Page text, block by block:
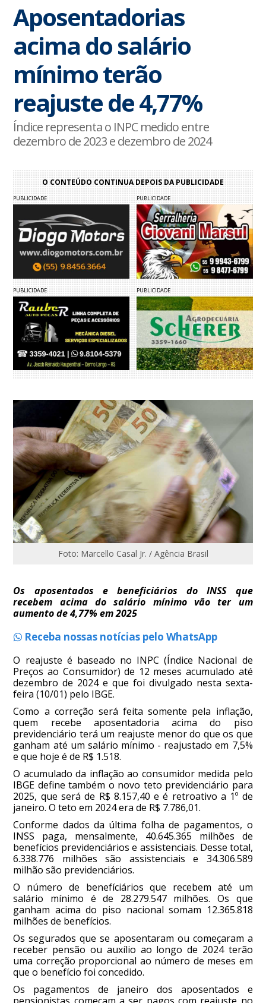
Aposentadorias
acima do salário
mínimo terão
reajuste de 4,77%
Índice representa o INPC medido entre
dezembro de 2023 e dezembro de 2024
O CONTEÚDO CONTINUA DEPOIS DA PUBLICIDADE
PUBLICIDADE PUBLICIDADE
PUBLICIDADE PUBLICIDADE
Foto: Marcello Casal Jr. / Agência Brasil
Os aposentados e beneficiários do INSS que
recebem acima do salário mínimo vão ter um
aumento de 4,77% em 2025
Receba nossas notícias pelo WhatsApp
O reajuste é baseado no INPC (Índice Nacional de
Preços ao Consumidor) de 12 meses acumulado até
dezembro de 2024 e que foi divulgado nesta sexta-
feira (10/01) pelo IBGE.
Como a correção será feita somente pela inflação,
quem recebe aposentadoria acima do piso
previdenciário terá um reajuste menor do que os que
ganham até um salário mínimo - reajustado em 7,5%
e que hoje é de R$ 1.518.
O acumulado da inflação ao consumidor medida pelo
IBGE define também o novo teto previdenciário para
2025, que será de R$ 8.157,40 e é retroativo a 1º de
janeiro. O teto em 2024 era de R$ 7.786,01.
Conforme dados da última folha de pagamentos, o
INSS paga, mensalmente, 40.645.365 milhões de
benefícios previdenciários e assistenciais. Desse total,
6.338.776 milhões são assistenciais e 34.306.589
milhão são previdenciários.
O número de benefíciários que recebem até um
salário mínimo é de 28.279.547 milhões. Os que
ganham acima do piso nacional somam 12.365.818
milhões de benefícios.
Os segurados que se aposentaram ou começaram a
receber pensão ou auxílio ao longo de 2024 terão
uma correção proporcional ao número de meses em
que o benefício foi concedido.
Os pagamentos de janeiro dos aposentados e